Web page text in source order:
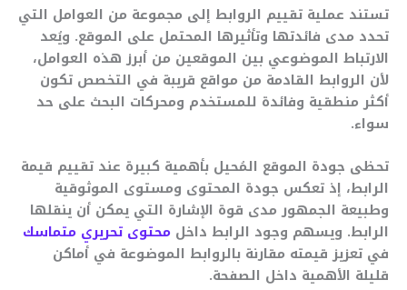
تستند عملية تقييم الروابط إلى مجموعة من العوامل التي
تحدد مدى فائدتها وتأثيرها المحتمل على الموقع. ويُعد
الارتباط الموضوعي بين الموقعين من أبرز هذه العوامل،
لأن الروابط القادمة من مواقع قريبة في التخصص تكون
أكثر منطقية وفائدة للمستخدم ومحركات البحث على حد
سواء.
تحظى جودة الموقع المُحيل بأهمية كبيرة عند تقييم قيمة
الرابط، إذ تعكس جودة المحتوى ومستوى الموثوقية
وطبيعة الجمهور مدى قوة الإشارة التي يمكن أن ينقلها
الرابط. ويسهم وجود الرابط داخل محتوى تحريري متماسك
في تعزيز قيمته مقارنة بالروابط الموضوعة في أماكن
قليلة الأهمية داخل الصفحة.